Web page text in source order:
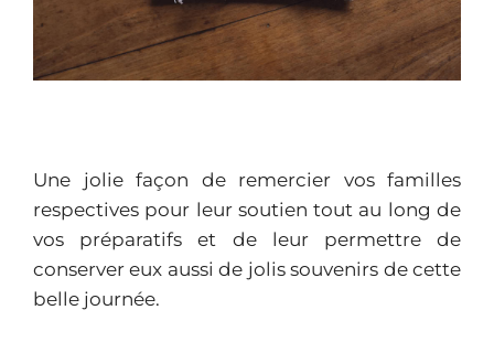
Une jolie façon de remercier vos familles
respectives pour leur soutien tout au long de
vos préparatifs et de leur permettre de
conserver eux aussi de jolis souvenirs de cette
belle journée.